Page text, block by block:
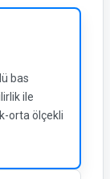
bas
ile
orta ölçekli